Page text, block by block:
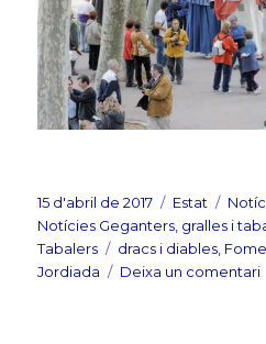
Publicat
el
15 d'abril de 2017 Format
Estat
Notícies Geganters, gralles i
Tabalers
Etiquetes
dracs i diables,
Jordiada
Deixa un comentaria